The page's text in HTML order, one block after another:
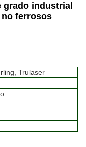
grado industrial
no ferrosos
Trulaser